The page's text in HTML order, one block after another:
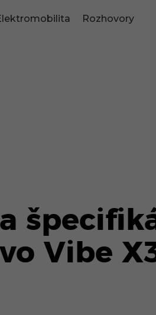
Rozhovory
Vibe